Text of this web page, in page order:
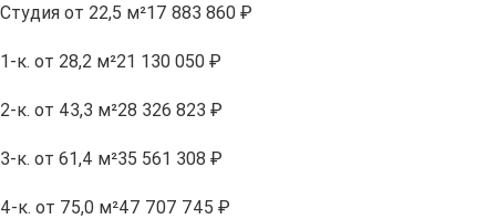
Студия от 22,5 м²17 883 860 ₽
1-к. от 28,2 м²21 130 050 ₽
2-к. от 43,3 м²28 326 823 ₽
3-к. от 61,4 м²35 561 308 ₽
4-к. от 75,0 м²47 707 745 ₽